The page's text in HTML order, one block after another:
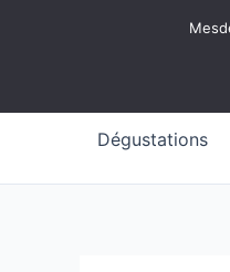
Dégustations